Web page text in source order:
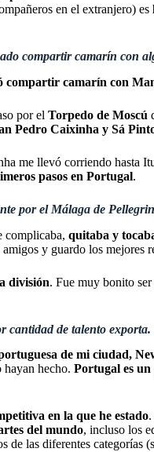
en el extranjero) es
compartir camarín con
compartir camarín con
por el Torpedo de Moscú
Pedro Caixinha y Sá
me llevó corriendo hasta
pasos en Portugal.
por el Málaga de
complicaba, quitaba y
y guardo los mejores
división. Fue muy bonito
cantidad de talento
de mi ciudad,
hecho. Portugal es un
en la que he estado
del mundo, incluso los
de las diferentes